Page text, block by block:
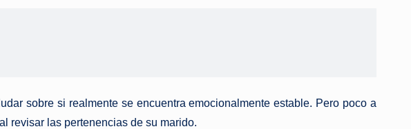
sobre si realmente se encuentra emocionalmente estable. Pero poco a
revisar las pertenencias de su marido.